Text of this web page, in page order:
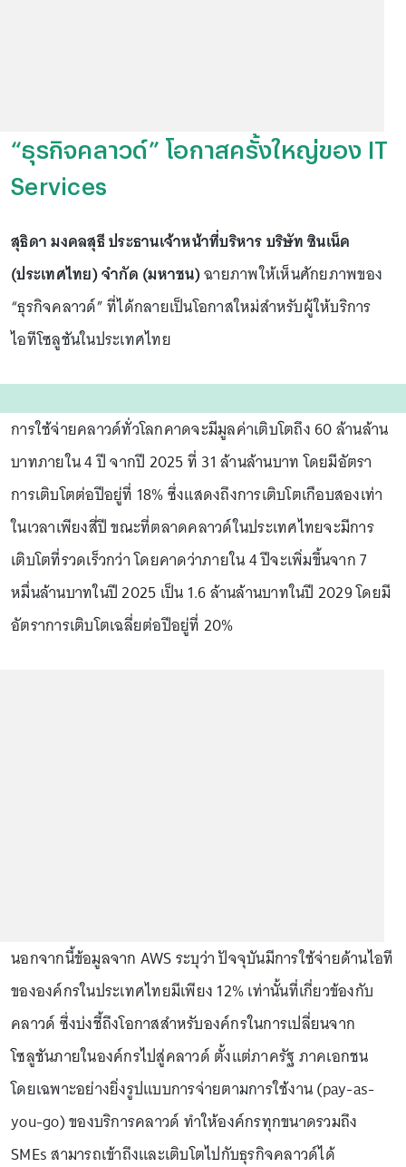
“ธุรกิจคลาวด์” โอกาสครั้งใหญ่ของ IT
Services
สุธิดา มงคลสุธี ประธานเจ้าหน้าที่บริหาร บริษัท ซินเน็ค
(ประเทศไทย) จำกัด (มหาชน)ฉายภาพให้เห็นศักยภาพของ
“ธุรกิจคลาวด์” ที่ได้กลายเป็นโอกาสใหม่สำหรับผู้ให้บริการ
ไอทีโซลูชันในประเทศไทย
การใช้จ่ายคลาวด์ทั่วโลกคาดจะมีมูลค่าเติบโตถึง 60 ล้านล้าน
บาทภายใน 4 ปี จากปี 2025 ที่ 31 ล้านล้านบาท โดยมีอัตรา
การเติบโตต่อปีอยู่ที่ 18% ซึ่งแสดงถึงการเติบโตเกือบสองเท่า
ในเวลาเพียงสี่ปี ขณะที่ตลาดคลาวด์ในประเทศไทยจะมีการ
เติบโตที่รวดเร็วกว่า โดยคาดว่าภายใน 4 ปีจะเพิ่มขึ้นจาก 7
หมื่นล้านบาทในปี 2025 เป็น 1.6 ล้านล้านบาทในปี 2029 โดยมี
อัตราการเติบโตเฉลี่ยต่อปีอยู่ที่ 20%
นอกจากนี้ข้อมูลจาก AWS ระบุว่า ปัจจุบันมีการใช้จ่ายด้านไอที
ขององค์กรในประเทศไทยมีเพียง 12% เท่านั้นที่เกี่ยวข้องกับ
คลาวด์ ซึ่งบ่งชี้ถึงโอกาสสำหรับองค์กรในการเปลี่ยนจาก
โซลูชันภายในองค์กรไปสู่คลาวด์ ตั้งแต่ภาครัฐ ภาคเอกชน
โดยเฉพาะอย่างยิ่งรูปแบบการจ่ายตามการใช้งาน (pay-as-
you-go) ของบริการคลาวด์ ทำให้องค์กรทุกขนาดรวมถึง
SMEs สามารถเข้าถึงและเติบโตไปกับธุรกิจคลาวด์ได้